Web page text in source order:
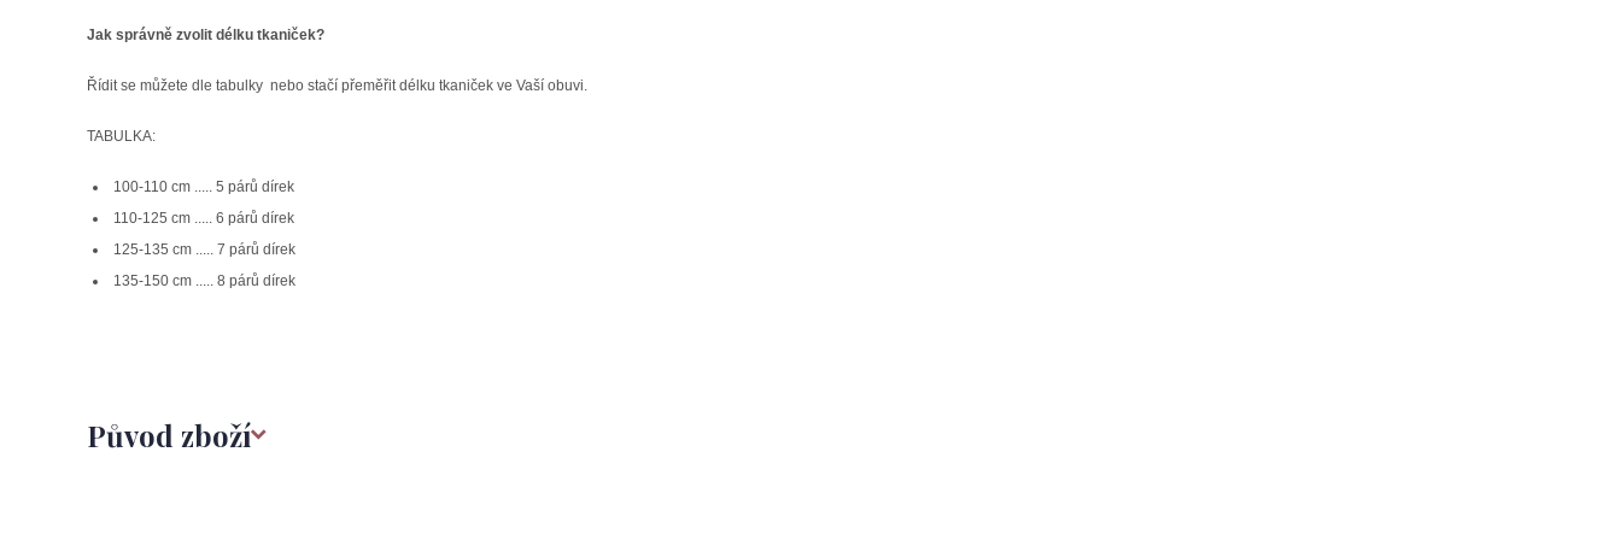
Jak správně zvolit délku tkaniček?
Řídit se můžete dle tabulky nebo stačí přeměřit délku tkaniček ve Vaší obuvi.
TABULKA:
100-110 cm ..... 5 párů dírek
110-125 cm ..... 6 párů dírek
125-135 cm ..... 7 párů dírek
135-150 cm ..... 8 párů dírek
Původ zboží